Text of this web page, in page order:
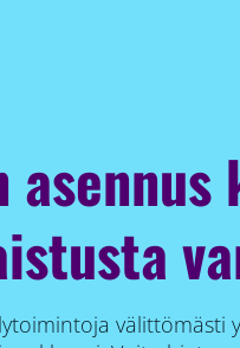
asennus
välittömästi